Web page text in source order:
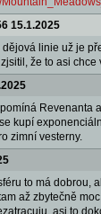
15.1.2025
linie už je
že to asi chce
Revenanta
kupí
zimní vesterny.
to má dobrou,
až zbytečně
asi to